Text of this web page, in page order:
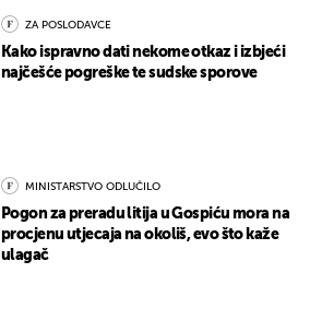
ZA POSLODAVCE
Kako ispravno dati nekome otkaz i izbjeći
najčešće pogreške te sudske sporove
MINISTARSTVO ODLUČILO
Pogon za preradu litija u Gospiću mora na
procjenu utjecaja na okoliš, evo što kaže
ulagač